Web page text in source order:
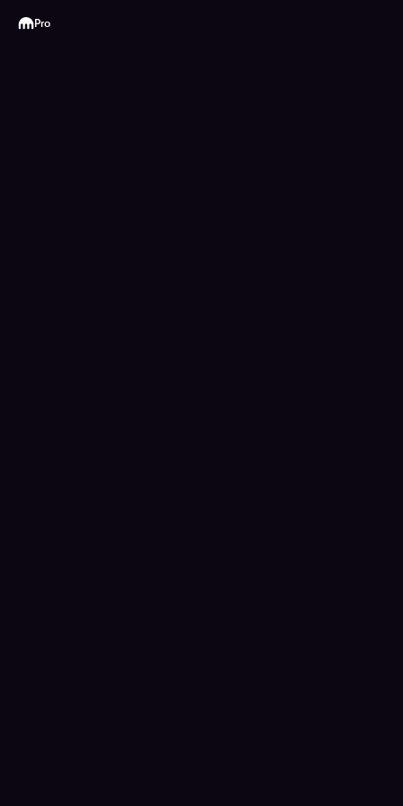
Kraken
Pro